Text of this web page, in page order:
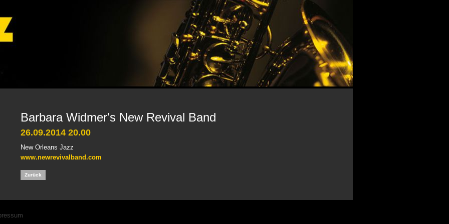
Barbara Widmer's New Revival Band
26.09.2014 20.00
New Orleans Jazz
www.newrevivalband.com
Zurück